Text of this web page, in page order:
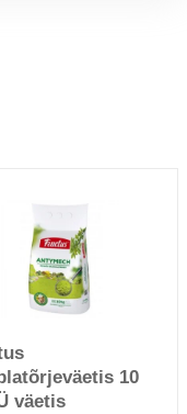
10
väetis